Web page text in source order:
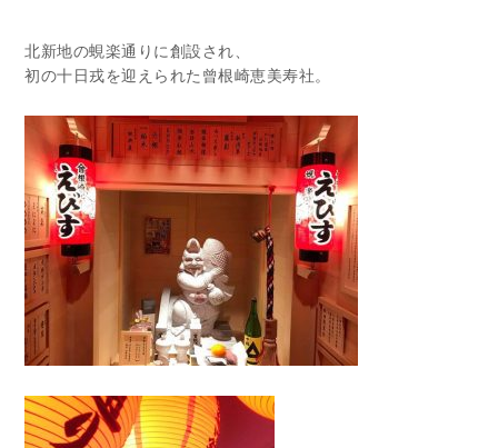
北新地の蜆楽通りに創設され、
初の十日戎を迎えられた曾根崎恵美寿社。